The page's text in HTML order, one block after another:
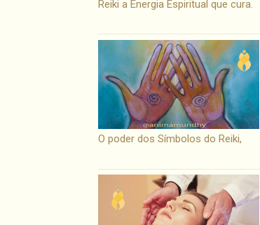
Reiki a Energia Espiritual que cura.
O poder dos Símbolos do Reiki,